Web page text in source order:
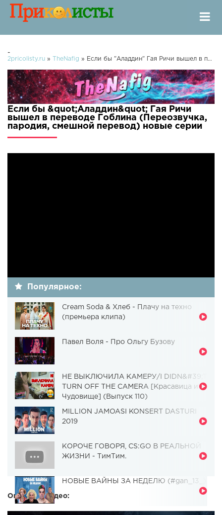
-
2pricolisty.ru » TheNafig » Если бы "Аладдин" Гая Ричи вышел в переводе Гоблина (Переозвучка, пародия, смешной перевод)
Если бы &quot;Аладдин&quot; Гая Ричи
вышел в переводе Гоблина (Переозвучка,
пародия, смешной перевод) новые серии
Популярное:
Cream Soda & Хлеб - Плачу на техно
(премьера клипа)
Павел Воля - Про Ольгу Бузову
НЕ ВЫКЛЮЧИЛА КАМЕРУ/I DIDN&#39;T
TURN OFF THE CAMERA [Красавица и
Чудовище] (Выпуск 110)
MILLION JAMOASI KONSERT DASTURI
2019
КОРОЧЕ ГОВОРЯ, CS:GO В РЕАЛЬНОЙ
ЖИЗНИ - ТимТим.
НОВЫЕ ВАЙНЫ ЗА НЕДЕЛЮ (#gan_13_)
Описание видео: